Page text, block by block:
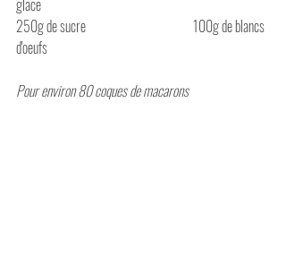
glace
250g de sucre                                        100g de blancs
d'oeufs
Pour environ 80 coques de macarons